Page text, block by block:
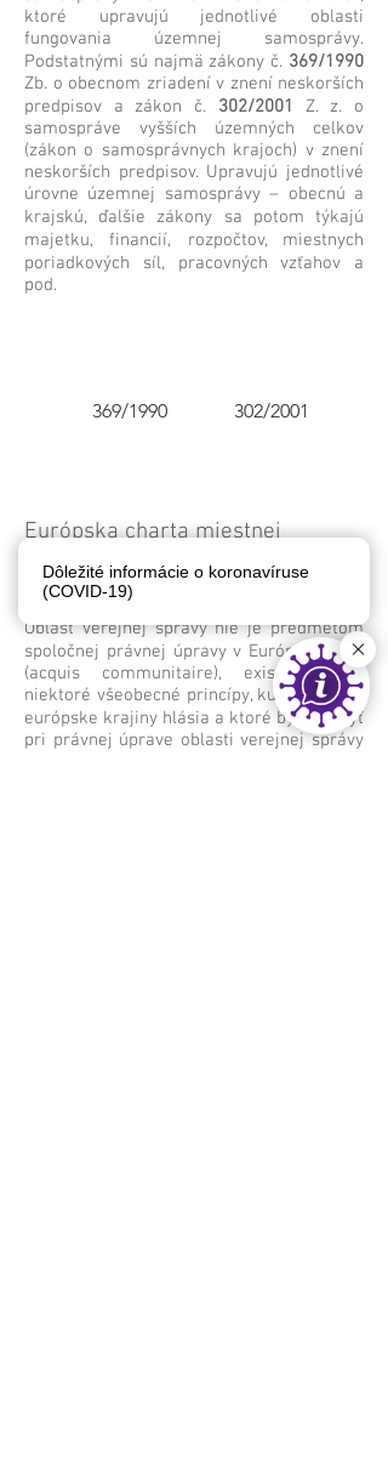
ktoré upravujú jednotlivé oblasti
fungovania územnej samosprávy.
Podstatnými sú najmä zákony č. 369/1990
Zb. o obecnom zriadení v znení neskorších
predpisov a zákon č. 302/2001
Z. z. o
samospráve vyšších územných celkov
(zákon o samosprávnych krajoch) v znení
neskorších predpisov. Upravujú jednotlivé
úrovne územnej samosprávy – obecnú a
krajskú, ďalšie zákony sa potom týkajú
majetku, financií, rozpočtov, miestnych
poriadkových síl, pracovných vzťahov a
pod.
369/1990 302/2001
Európska charta miestnej
samosprávy
Oblasť verejnej správy nie je predmetom
spoločnej právnej úpravy v Európskej únii
(acquis communitaire), existujú však
niektoré všeobecné princípy, ku ktorým sa
európske krajiny hlásia a ktoré by mali byť
pri právnej úprave oblasti verejnej správy
Dôležité informácie o koronavíruse
(COVID-19)